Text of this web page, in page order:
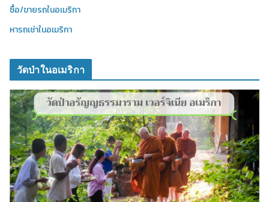
ซื้อ/ขายรถในอเมริกา
หารถเช่าในอเมริกา
วัดป่าในอเมริกา